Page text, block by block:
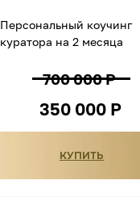
350 000 Р
700 000 Р
КУПИТЬ
Персональный коучинг
куратора на 2 месяца